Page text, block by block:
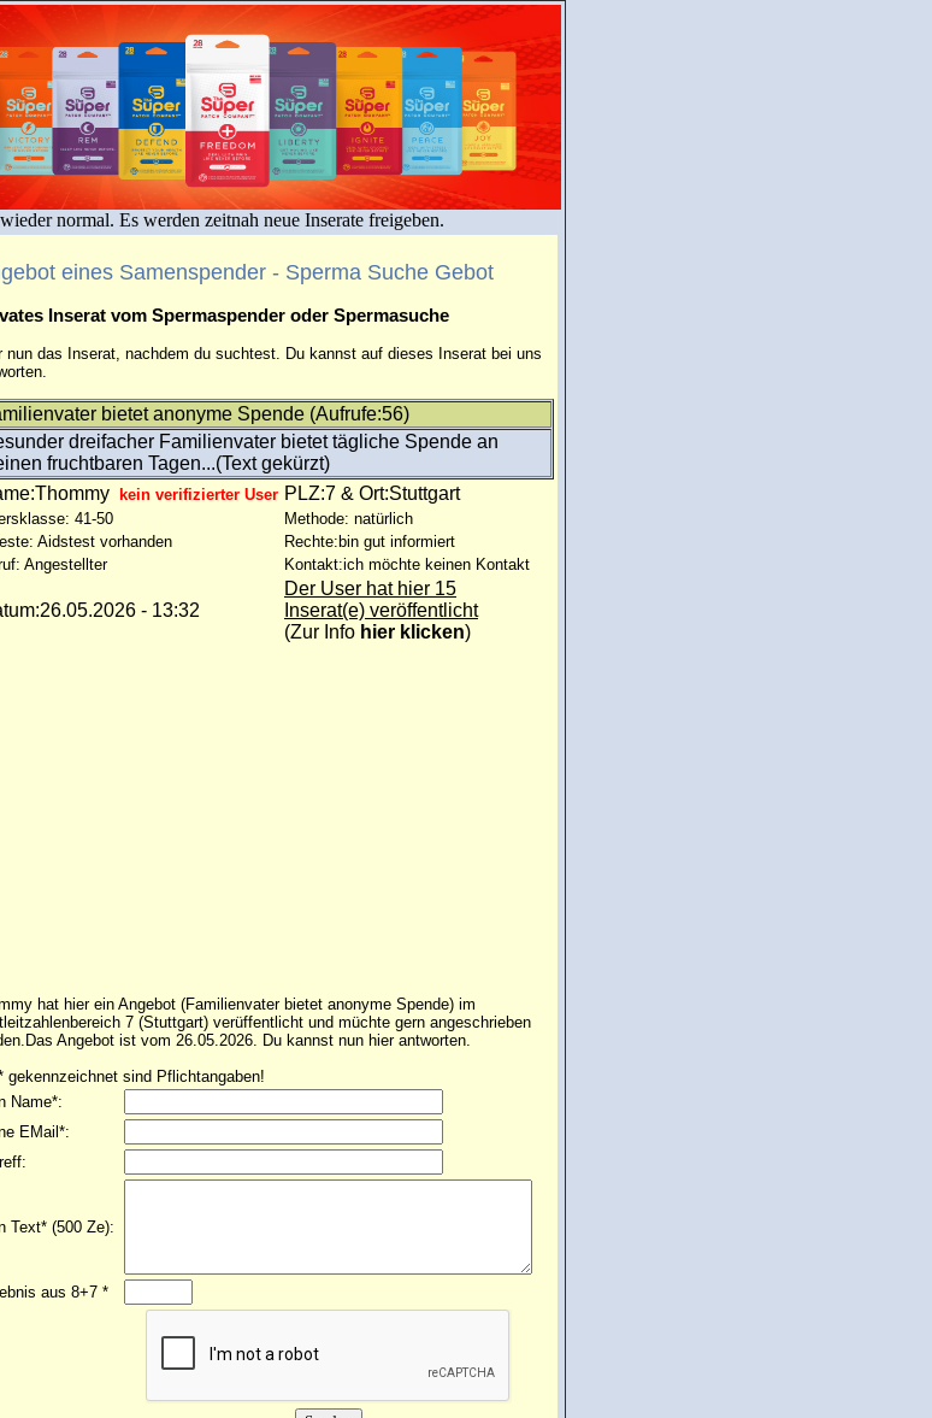
normal. Es werden zeitnah neue Inserate freigeben.
eines Samenspender - Sperma Suche Gebot
Inserat vom Spermaspender oder Spermasuche
nun das Inserat, nachdem du suchtest. Du kannst auf dieses Inserat bei uns
bietet anonyme Spende (Aufrufe:56)
dreifacher Familienvater bietet tägliche Spende an
fruchtbaren Tagen...(Text gekürzt)
kein verifizierter User PLZ:7 & Ort:Stuttgart
41-50
Methode: natürlich
Aidstest vorhanden
Rechte:bin gut informiert
Angestellter
Kontakt:ich möchte keinen Kontakt
- 13:32
Der User hat hier 15
Inserat(e) veröffentlicht
(Zur Info hier klicken)
hat hier ein Angebot (Familienvater bietet anonyme Spende) im
7 (Stuttgart) verüffentlicht und müchte gern angeschrieben
Angebot ist vom 26.05.2026. Du kannst nun hier antworten.
gekennzeichnet sind Pflichtangaben!
Name*:
EMail*:
Text* (500 Ze):
aus 8+7 *